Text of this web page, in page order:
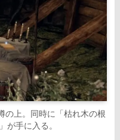
の上。同時に「枯れ木の根
が手に入る。